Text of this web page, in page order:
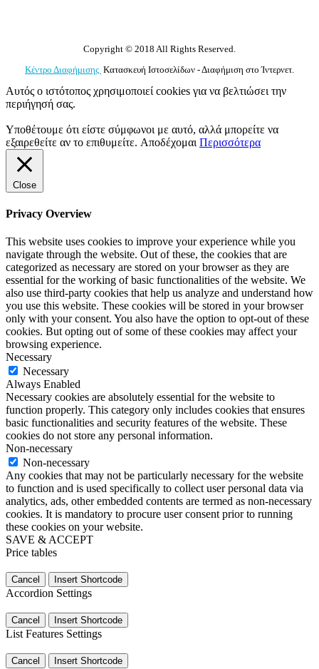
Copyright © 2018 All Rights Reserved.
Κέντρο Διαφήμισης Κατασκευή Ιστοσελίδων - Διαφήμιση στο Ίντερνετ.
Αυτός ο ιστότοπος χρησιμοποιεί cookies για να βελτιώσει την
περιήγησή σας.
Υποθέτουμε ότι είστε σύμφωνοι με αυτό, αλλά μπορείτε να
εξαιρεθείτε αν το επιθυμείτε. Αποδέχομαι Περισσότερα
Close
Privacy Overview
This website uses cookies to improve your experience while you
navigate through the website. Out of these, the cookies that are
categorized as necessary are stored on your browser as they are
essential for the working of basic functionalities of the website. We
also use third-party cookies that help us analyze and understand how
you use this website. These cookies will be stored in your browser
only with your consent. You also have the option to opt-out of these
cookies. But opting out of some of these cookies may affect your
browsing experience.
Necessary
Necessary
Always Enabled
Necessary cookies are absolutely essential for the website to
function properly. This category only includes cookies that ensures
basic functionalities and security features of the website. These
cookies do not store any personal information.
Non-necessary
Non-necessary
Any cookies that may not be particularly necessary for the website
to function and is used specifically to collect user personal data via
analytics, ads, other embedded contents are termed as non-necessary
cookies. It is mandatory to procure user consent prior to running
these cookies on your website.
SAVE & ACCEPT
Price tables
Cancel Insert Shortcode
Accordion Settings
Cancel Insert Shortcode
List Features Settings
Cancel Insert Shortcode